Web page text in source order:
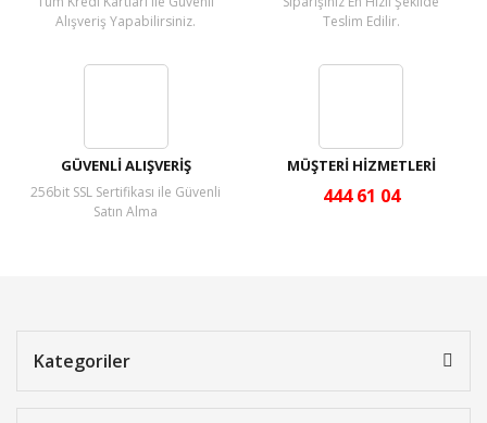
Alışveriş Yapabilirsiniz.
Teslim Edilir.
GÜVENLİ ALIŞVERİŞ
256bit SSL Sertifikası ile Güvenli
Satın Alma
MÜŞTERİ HİZMETLERİ
444 61 04
Kategoriler